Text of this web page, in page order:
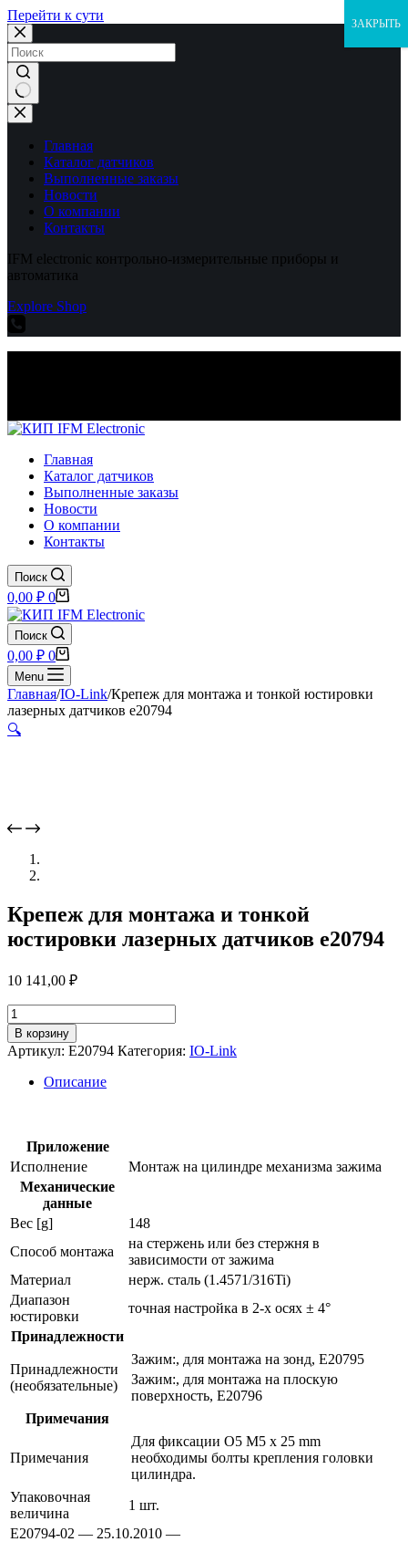
Перейти к сути
Ничего
не
найденоГлавная
Каталог датчиков
Выполненные заказы
Новости
О компании
Контакты
IFM electronic контрольно-измерительные приборы и
автоматика
Explore Shop
Главная
Каталог датчиков
Выполненные заказы
Новости
О компании
Контакты
Поиск
Корзина
0,00 ₽ 0
Поиск
Корзина
0,00 ₽ 0
Menu
Главная/IO-Link/Крепеж для монтажа и тонкой юстировки
лазерных датчиков e20794
🔍
Крепеж для монтажа и тонкой
юстировки лазерных датчиков e20794
10 141,00 ₽
Количество
товара
Крепеж
для
монтажа
лазерных
датчиков
e20794
В корзину
Артикул: E20794 Категория: IO-Link
Описание
Приложение
Исполнение
Монтаж на цилиндре механизма зажима
Механические
данные
Вес [g]
148
Способ монтажа
на стержень или без стержня в
зависимости от зажима
Материал
нерж. сталь (1.4571/316Ti)
Диапазон
юстировки
точная настройка в 2-х осях ± 4°
Принадлежности
Принадлежности
(необязательные)
Зажим:, для монтажа на зонд, E20795
Зажим:, для монтажа на плоскую
поверхность, E20796
Примечания
Примечания
Для фиксации O5 M5 x 25 mm
необходимы болты крепления головки
цилиндра.
Упаковочная
величина
1 шт.
E20794-02 — 25.10.2010 —
ЗАКРЫТЬ